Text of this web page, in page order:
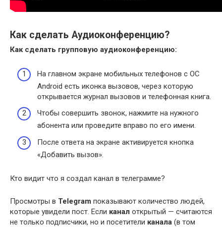
Как сделать Аудиоконференцию?
Как сделать групповую аудиоконференцию:
На главном экране мобильных телефонов с ОС
Android есть иконка вызовов, через которую
открывается журнал вызовов и телефонная книга.
Чтобы совершить звонок, нажмите на нужного
абонента или проведите вправо по его имени.
После ответа на экране активируется кнопка
«Добавить вызов».
Кто видит что я создал канал в телеграмме?
Просмотры в Telegram показывают количество людей,
которые увидели пост. Если канал открытый — считаются
не только подписчики, но и посетители канала (в том